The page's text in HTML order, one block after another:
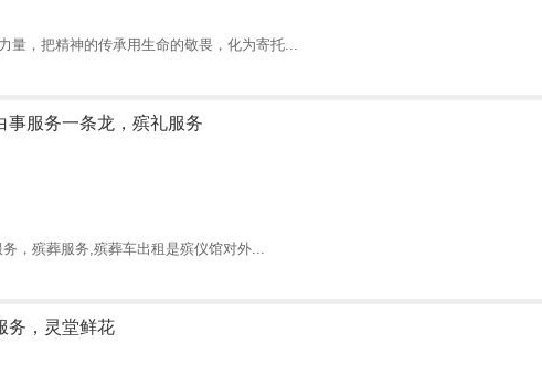
量，把精神的传承用生命的敬畏，化为寄托...
事服务一条龙，殡礼服务
，殡葬服务,殡葬车出租是殡仪馆对外...
务，灵堂鲜花